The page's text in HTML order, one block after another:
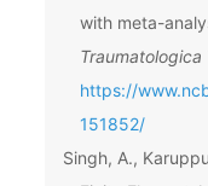
with meta-
Traumatologica
https://
151852/
Singh, A.,